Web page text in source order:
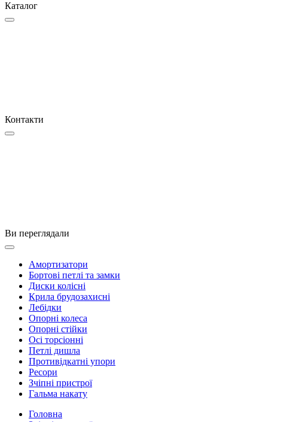
Каталог
Контакти
Ви переглядали
Амортизатори
Бортові петлі та замки
Диски колісні
Крила брудозахисні
Лебідки
Опорні колеса
Опорні стійки
Осі торсіонні
Петлі дишла
Противідкатні упори
Ресори
Зчіпні пристрої
Гальма накату
Головна